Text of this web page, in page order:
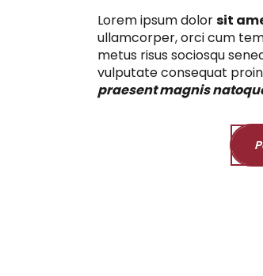
Lorem ipsum dolorsit
ullamcorper, orci cum
metus risus sociosqu
vulputate consequat proin
praesent magnis